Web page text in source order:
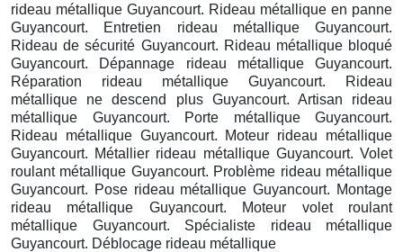
rideau métallique Guyancourt. Rideau métallique en panne
Guyancourt. Entretien rideau métallique Guyancourt.
Rideau de sécurité Guyancourt. Rideau métallique bloqué
Guyancourt. Dépannage rideau métallique Guyancourt.
Réparation rideau métallique Guyancourt. Rideau
métallique ne descend plus Guyancourt. Artisan rideau
métallique Guyancourt. Porte métallique Guyancourt.
Rideau métallique Guyancourt. Moteur rideau métallique
Guyancourt. Métallier rideau métallique Guyancourt. Volet
roulant métallique Guyancourt. Problème rideau métallique
Guyancourt. Pose rideau métallique Guyancourt. Montage
rideau métallique Guyancourt. Moteur volet roulant
métallique Guyancourt. Spécialiste rideau métallique
Guyancourt. Déblocage rideau métallique